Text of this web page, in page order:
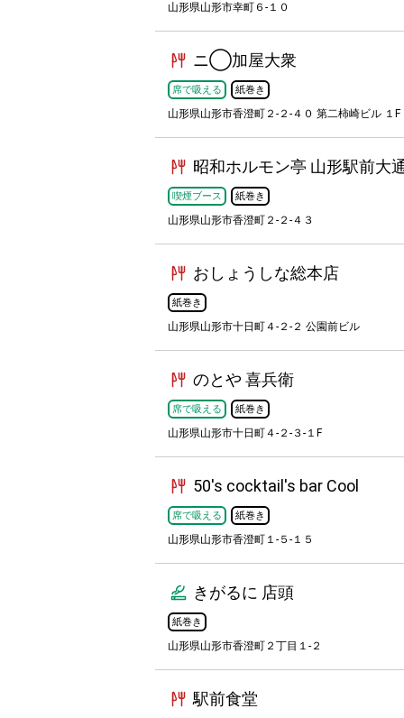
山形県山形市幸町６-１０
ニ◯加屋大衆
席で吸える 紙巻き
山形県山形市香澄町２-２-４０ 第二柿崎ビル １F
昭和ホルモン亭 山形駅前大
喫煙ブース 紙巻き
山形県山形市香澄町２-２-４３
おしょうしな総本店
紙巻き
山形県山形市十日町４-２-２ 公園前ビル
のとや 喜兵衛
席で吸える 紙巻き
山形県山形市十日町４-２-３-１F
50's cocktail's bar Cool
席で吸える 紙巻き
山形県山形市香澄町１-５-１５
きがるに 店頭
紙巻き
山形県山形市香澄町２丁目１-２
駅前食堂